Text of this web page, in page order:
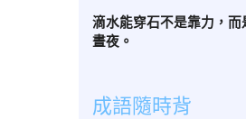
滴水能穿石不是靠力，
晝夜。
成語隨時背